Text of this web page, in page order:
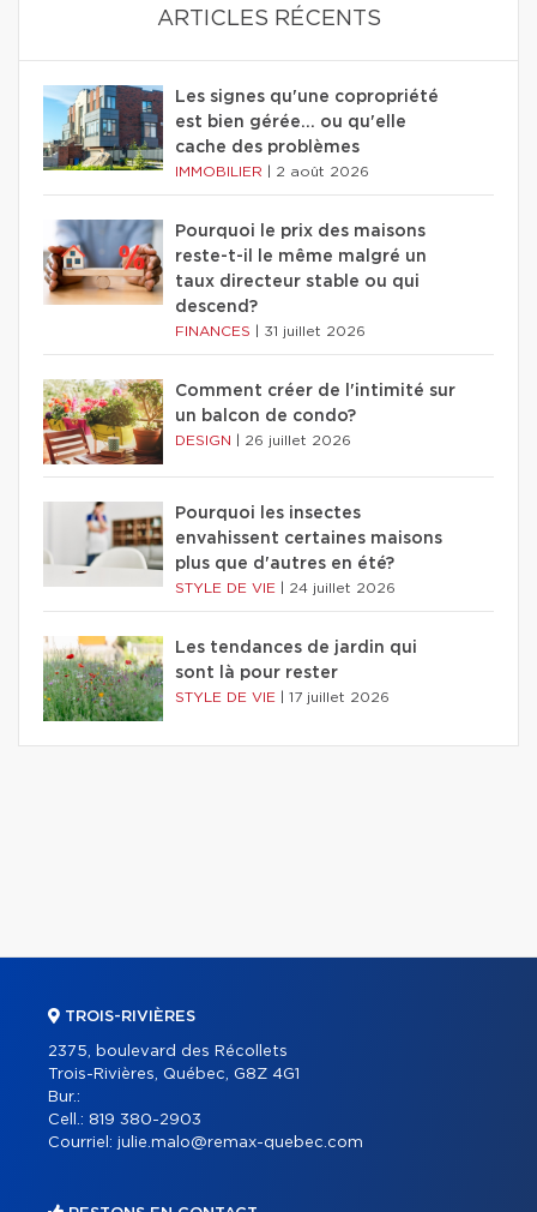
ARTICLES RÉCENTS
Les signes qu'une copropriété
est bien gérée… ou qu'elle
cache des problèmes
IMMOBILIER 2 août 2026
Pourquoi le prix des maisons
reste-t-il le même malgré un
taux directeur stable ou qui
descend?
FINANCES 31 juillet 2026
Comment créer de l'intimité sur
un balcon de condo?
DESIGN 26 juillet 2026
Pourquoi les insectes
envahissent certaines maisons
plus que d'autres en été?
STYLE DE VIE 24 juillet 2026
Les tendances de jardin qui
sont là pour rester
STYLE DE VIE 17 juillet 2026
TROIS-RIVIÈRES
2375, boulevard des Récollets
Trois-Rivières, Québec, G8Z 4G1
Bur.:
Cell.: 819 380-2903
Courriel: julie.malo@remax-quebec.com